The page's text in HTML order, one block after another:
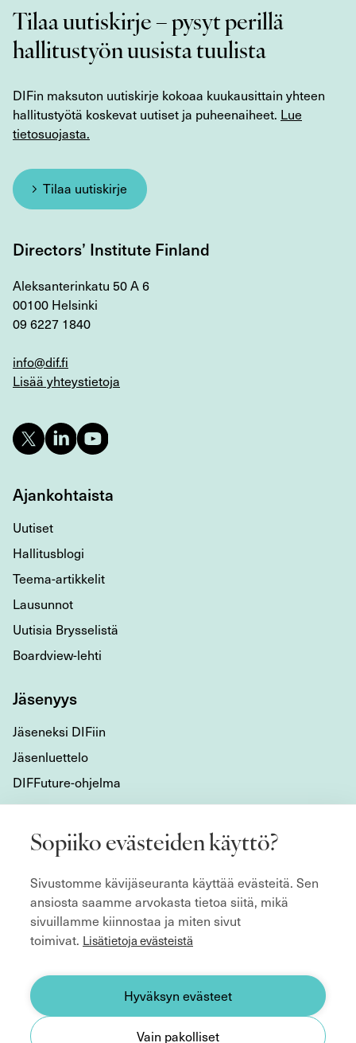
Sopiiko evästeiden käyttö?
Sivustomme kävijäseuranta käyttää evästeitä. Sen
ansiosta saamme arvokasta tietoa siitä, mikä
sivuillamme kiinnostaa ja miten sivut
toimivat. Lisätietoja evästeistä
Hyväksyn evästeet
Vain pakolliset
Tilaa uutiskirje – pysyt perillä
hallitustyön uusista tuulista
DIFin maksuton uutiskirje kokoaa kuukausittain yhteen
hallitustyötä koskevat uutiset ja puheenaiheet. Lue
tietosuojasta.
Tilaa uutiskirje
Directors’ Institute Finland
Aleksanterinkatu 50 A 6
00100 Helsinki
09 6227 1840
info@dif.fi
Lisää yhteystietoja
Ajankohtaista
Uutiset
Hallitusblogi
Teema-artikkelit
Lausunnot
Uutisia Brysselistä
Boardview-lehti
Jäsenyys
Jäseneksi DIFiin
Jäsenluettelo
DIFFuture-ohjelma
Mikä DIF on?
Organisaatio
Hyvän hallitustyön kulmakivet
Säännöt
Etsitkö hallitusjäsentä?
Yhteystiedot